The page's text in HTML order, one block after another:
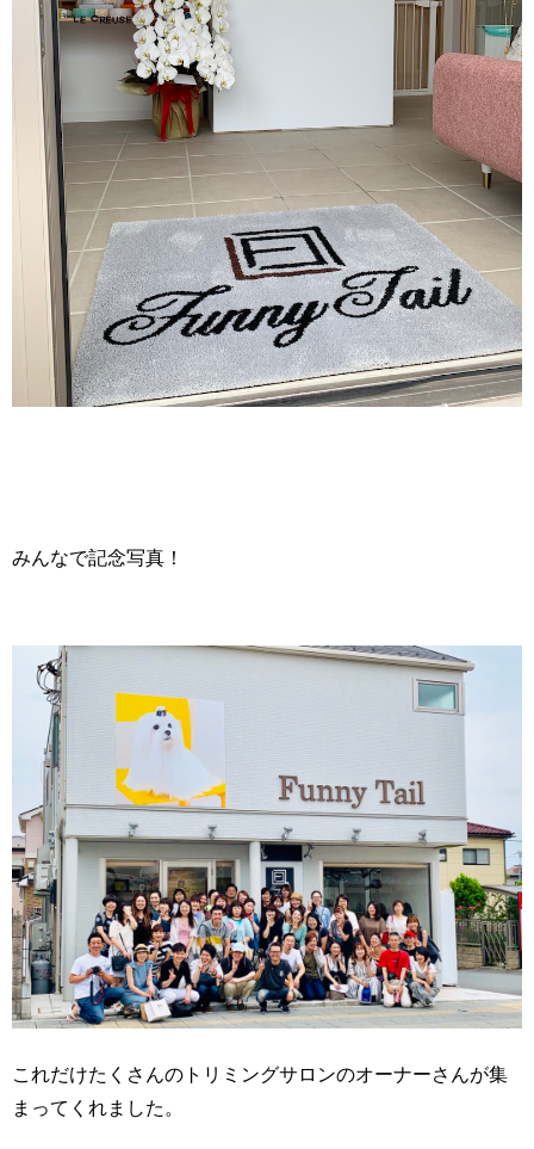
みんなで記念写真！
これだけたくさんのトリミングサロンのオーナーさんが集
まってくれました。